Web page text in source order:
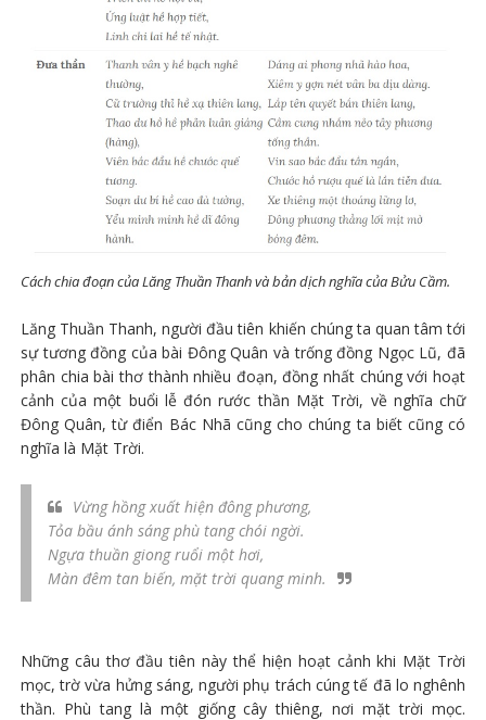
Cách chia đoạn của Lăng Thuần Thanh và bản dịch nghĩa của Bửu Cầm.
Lăng Thuần Thanh, người đầu tiên khiến chúng ta quan tâm tới
sự tương đồng của bài Đông Quân và trống đồng Ngọc Lũ, đã
phân chia bài thơ thành nhiều đoạn, đồng nhất chúng với hoạt
cảnh của một buổi lễ đón rước thần Mặt Trời, về nghĩa chữ
Đông Quân, từ điển Bác Nhã cũng cho chúng ta biết cũng có
nghĩa là Mặt Trời.
Vừng hồng xuất hiện đông phương,
Tỏa bầu ánh sáng phù tang chói ngời.
Ngựa thuần giong ruổi một hơi,
Màn đêm tan biến, mặt trời quang minh.
Những câu thơ đầu tiên này thể hiện hoạt cảnh khi Mặt Trời
mọc, trờ vừa hửng sáng, người phụ trách cúng tế đã lo nghênh
thần. Phù tang là một giống cây thiêng, nơi mặt trời mọc.